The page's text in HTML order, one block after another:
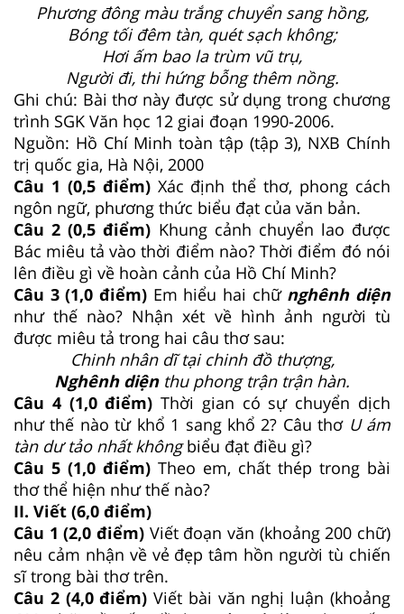
Phương đông màu trắng chuyển sang hồng,
Bóng tối đêmtàn, quét sạch không;
Hơi ấm bao la trùm vũ trụ,
Người đi, thi hứng bỗng thêm nồng.
Ghi chú: Bài thơ này được sử dụng trong chương
trình SGK Văn học 12 giai đoạn 1990-2006.
Nguồn: Hồ Chí Minh toàn tập (tập 3), NXB Chính
trị quốc gia, Hà Nội, 2000
Câu 1 (0,5 điểm)Xác định thể thơ, phong cách
ngôn ngữ, phương thức biểu đạt của văn bản.
Câu 2 (0,5 điểm) Khung cảnh chuyển lao được
Bác miêu tả vào thời điểm nào? Thời điểm đó nói
lên điều gì về hoàn cảnh của Hồ Chí Minh?
Câu 3 (1,0 điểm) Em hiểu hai chữ nghênh diện
như thế nào? Nhận xét về hình ảnh người tù
được miêu tả trong hai câu thơ sau:
Chinh nhân dĩ tại chinh đồ thượng,
Nghênh diệnthu phong trận trận hàn.
Câu 4 (1,0 điểm) Thời gian có sự chuyển dịch
như thế nào từ khổ 1 sang khổ 2? Câu thơ U ám
tàn dư tảo nhất khôngbiểu đạt điều gì?
Câu 5 (1,0 điểm) Theo em, chất thép trong bài
thơ thể hiện như thế nào?
II. Viết (6,0 điểm)
Câu 1 (2,0 điểm) Viết đoạn văn (khoảng 200 chữ)
nêu cảm nhận về vẻ đẹp tâm hồn người tù chiến
sĩ trong bài thơ trên.
Câu 2 (4,0 điểm) Viết bài văn nghị luận (khoảng